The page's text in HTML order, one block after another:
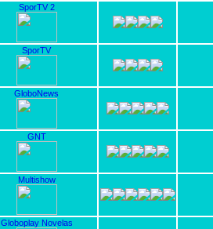
SporTV 2
SporTV
GloboNews
GNT
Multishow
Globoplay Novelas